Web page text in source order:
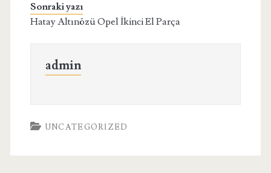
Sonraki yazı
Hatay Altınözü Opel İkinci El Parça
admin
UNCATEGORIZED